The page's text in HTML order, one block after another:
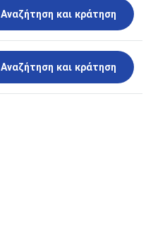
Αναζήτηση και κράτηση
Αναζήτηση και κράτηση